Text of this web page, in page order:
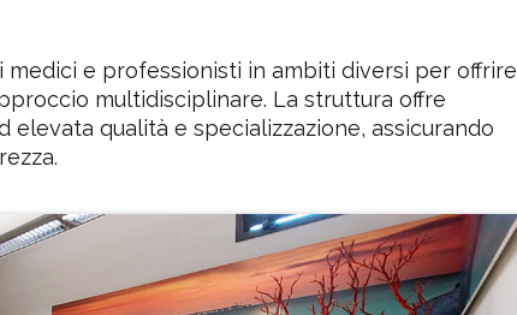
e professionisti in ambiti diversi per offrire
multidisciplinare. La struttura offre
qualità e specializzazione, assicurando